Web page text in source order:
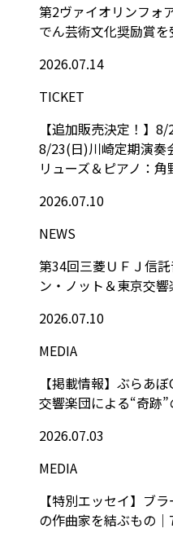
第2ヴァイオリンフォ
でん芸術文化奨励賞を
2026.07.14
TICKET
【追加販売決定！】
8/23(日)川崎定期演奏
リューズ＆ピアノ：角
2026.07.10
NEWS
第34回三菱ＵＦＪ信
ン・ノット＆東京交響
2026.07.10
MEDIA
【掲載情報】ぶらあ
交響楽団による“奇跡
2026.07.03
MEDIA
【特別エッセイ】ブ
の作曲家を結ぶもの